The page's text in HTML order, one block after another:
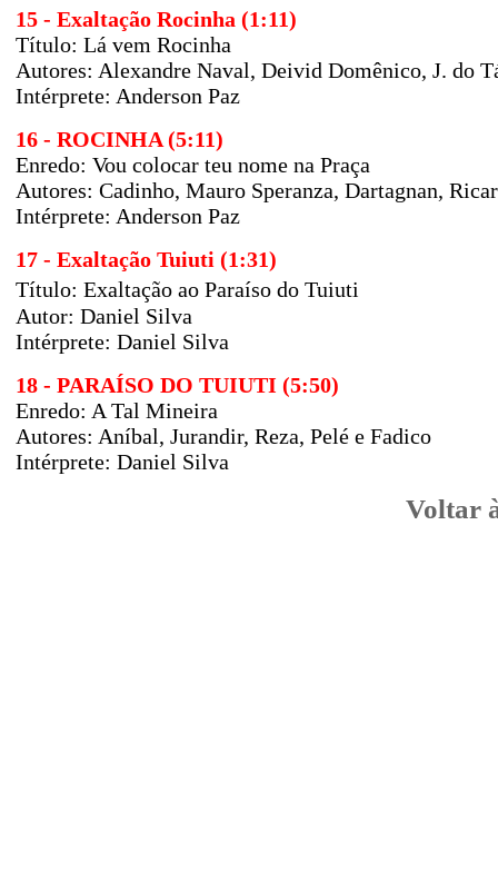
15 - Exaltação Rocinha (1:11)
Título: Lá vem Rocinha
Autores: Alexandre Naval, Deivid Domênico, J. do
Intérprete: Anderson Paz
16 - ROCINHA (5:11)
Enredo: Vou colocar teu nome na Praça
Autores: Cadinho, Mauro Speranza, Dartagnan,
Intérprete: Anderson Paz
17 - Exaltação Tuiuti (1:31)
Título: Exaltação ao Paraíso do Tuiuti
Autor: Daniel Silva
Intérprete: Daniel Silva
18 - PARAÍSO DO TUIUTI (5:50)
Enredo: A Tal Mineira
Autores: Aníbal, Jurandir, Reza, Pelé e Fadico
Intérprete: Daniel Silva
Voltar